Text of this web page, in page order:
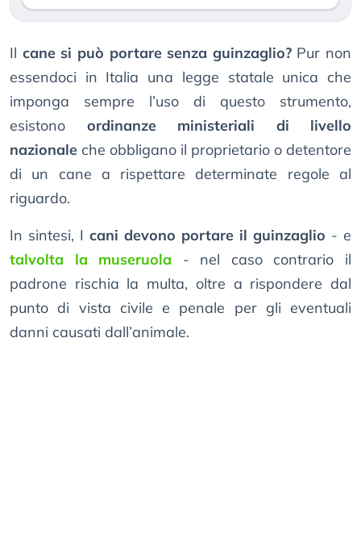
Il cane si può portare senza guinzaglio?Pur non
essendoci in Italia una legge statale unica che
imponga sempre l’uso di questo strumento,
esistono ordinanze ministeriali di livello
nazionale che obbligano il proprietario o detentore
di un cane a rispettare determinate regole al
riguardo.
In sintesi, I cani devono portare il guinzaglio - e
talvolta la museruola - nel caso contrario il
padrone rischia la multa, oltre a rispondere dal
punto di vista civile e penale per gli eventuali
danni causati dall’animale.